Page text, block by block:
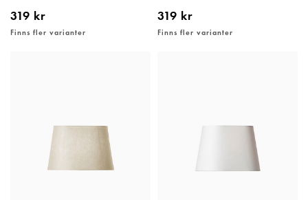
319 kr
Finns fler varianter
319 kr
Finns fler varianter